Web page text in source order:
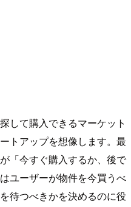
して購入できるマーケット
トアップを想像します。最
「今すぐ購入するか、後で
ユーザーが物件を今買うべ
待つべきかを決めるのに役